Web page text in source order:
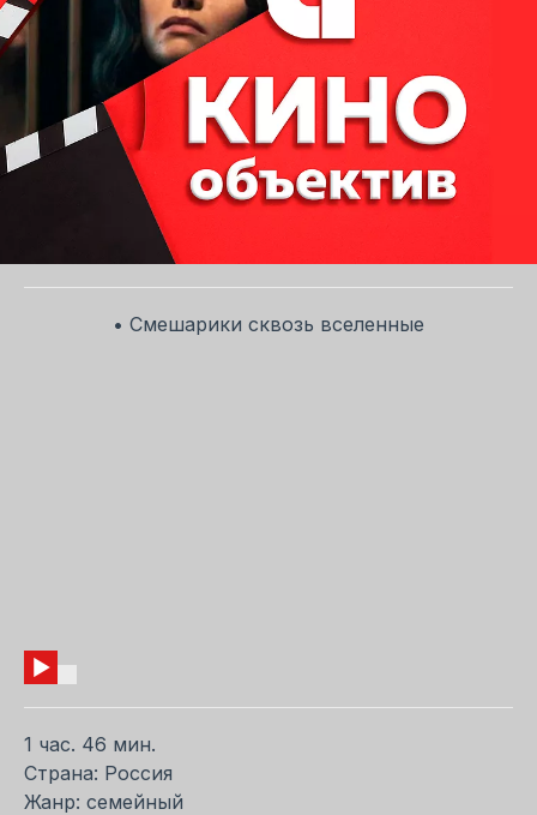
• Смешарики сквозь вселенные
1 час. 46 мин.
Страна: Россия
Жанр: семейный